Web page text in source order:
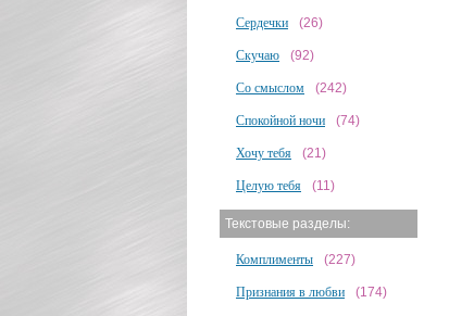
Сердечки (26)
Скучаю (92)
Со смыслом (242)
Спокойной ночи (74)
Хочу тебя (21)
Целую тебя (11)
Текстовые разделы:
Комплименты (227)
Признания в любви (174)